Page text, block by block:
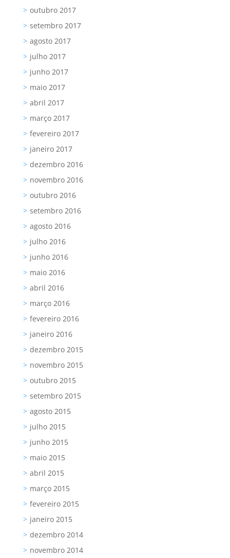
outubro 2017
setembro 2017
agosto 2017
julho 2017
junho 2017
maio 2017
abril 2017
março 2017
fevereiro 2017
janeiro 2017
dezembro 2016
novembro 2016
outubro 2016
setembro 2016
agosto 2016
julho 2016
junho 2016
maio 2016
abril 2016
março 2016
fevereiro 2016
janeiro 2016
dezembro 2015
novembro 2015
outubro 2015
setembro 2015
agosto 2015
julho 2015
junho 2015
maio 2015
abril 2015
março 2015
fevereiro 2015
janeiro 2015
dezembro 2014
novembro 2014